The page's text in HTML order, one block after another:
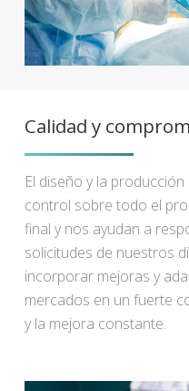
Calidad y
El diseño y la
control sobre todo el
final y nos ayudan a
solicitudes de nuestros
incorporar mejoras y
mercados en un fuerte
y la mejora constante.